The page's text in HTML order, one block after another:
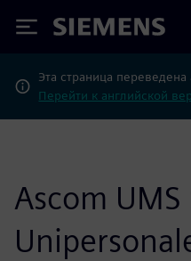
Siemens
Эта страница переведена
Перейти к английской
Ascom UMS